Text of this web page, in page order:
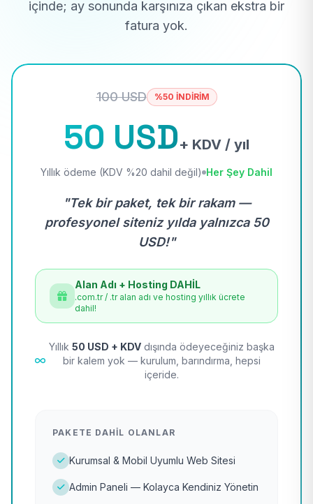
içinde; ay sonunda karşınıza çıkan ekstra bir
fatura yok.
100 USD %50 İNDİRİM
50 USD+ KDV / yıl
Yıllık ödeme (KDV %20 dahil değil) Her Şey Dahil
"Tek bir paket, tek bir rakam —
profesyonel siteniz yılda yalnızca 50
USD!"
Alan Adı + Hosting DAHİL
.com.tr / .tr alan adı ve hosting yıllık ücrete
dahil!
Yıllık 50 USD + KDV dışında ödeyeceğiniz başka
bir kalem yok — kurulum, barındırma, hepsi
içeride.
PAKETE DAHIL OLANLAR
Kurumsal & Mobil Uyumlu Web Sitesi
Admin Paneli — Kolayca Kendiniz Yönetin